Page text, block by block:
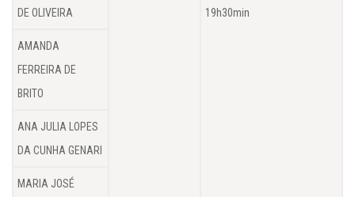
DE OLIVEIRA
19h30min
AMANDA
FERREIRA DE
BRITO
ANA JULIA LOPES
DA CUNHA GENARI
MARIA JOSÉ